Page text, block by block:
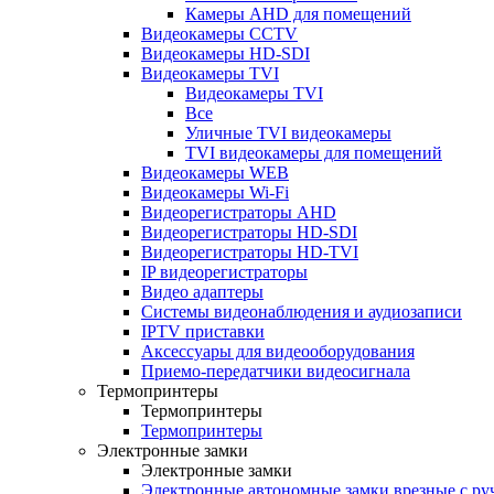
Камеры AHD для помещений
Видеокамеры CCTV
Видеокамеры HD-SDI
Видеокамеры TVI
Видеокамеры TVI
Все
Уличные TVI видеокамеры
TVI видеокамеры для помещений
Видеокамеры WEB
Видеокамеры Wi-Fi
Видеорегистраторы AHD
Видеорегистраторы HD-SDI
Видеорегистраторы HD-TVI
IP видеорегистраторы
Видео адаптеры
Системы видеонаблюдения и аудиозаписи
IPTV приставки
Аксессуары для видеооборудования
Приемо-передатчики видеосигнала
Термопринтеры
Термопринтеры
Термопринтеры
Электронные замки
Электронные замки
Электронные автономные замки врезные с